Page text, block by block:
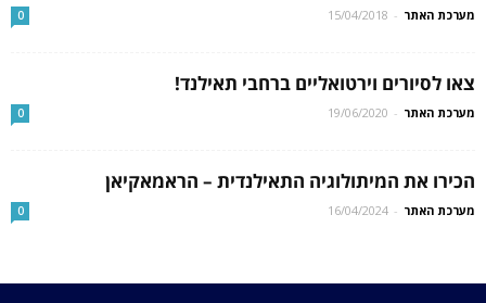
מערכת האתר -
15/04/2018
0
צאו לסיורים וירטואליים ברחבי תאילנד!
מערכת האתר -
19/06/2020
0
הכירו את המיתולוגיה התאילנדית – הראמאקיאן
מערכת האתר -
16/04/2024
0